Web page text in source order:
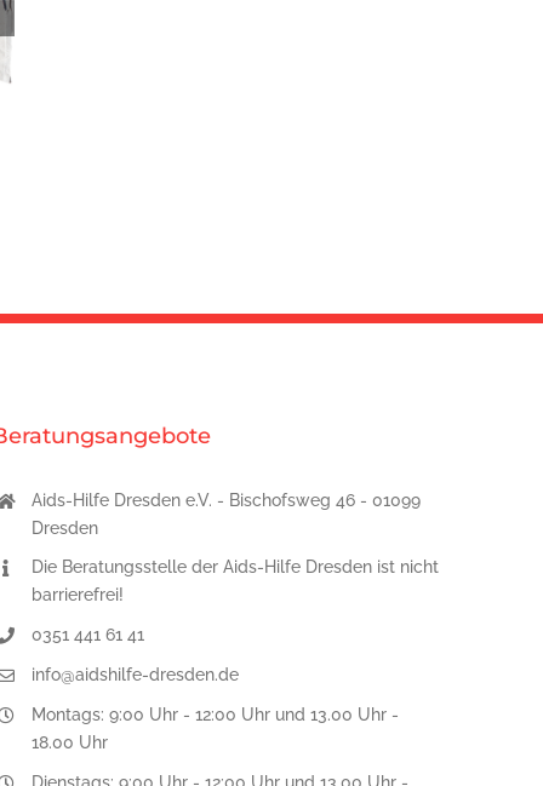
Aids-Hilfe Dresden e.V. - Bischofsweg 46 - 01099
Dresden
Die Beratungsstelle der Aids-Hilfe Dresden ist nicht
barrierefrei!
0351 441 61 41
info@aidshilfe-dresden.de
Montags: 9:00 Uhr - 12:00 Uhr und 13.00 Uhr -
18.00 Uhr
Dienstags: 9:00 Uhr - 12:00 Uhr und 13.00 Uhr -